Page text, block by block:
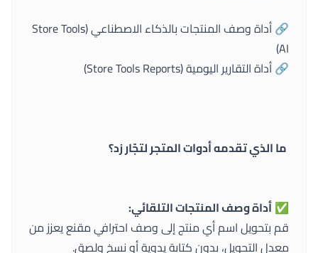
🔗
أداة وصف المنتجات بالذكاء الاصطناعي (Store Tools
AI)
🔗أداة التقارير اليومية (Store Tools Reports)
ما الذي تقدمه أدوات المتجر لتجّار زد؟
✅أداة وصف المنتجات التلقائي:
قم بتحويل اسم أي منتج إلى وصف احترافي مقنع يعزز من
معدل التحويل، بدون كتابة يدوية أو نسخ ولصق.